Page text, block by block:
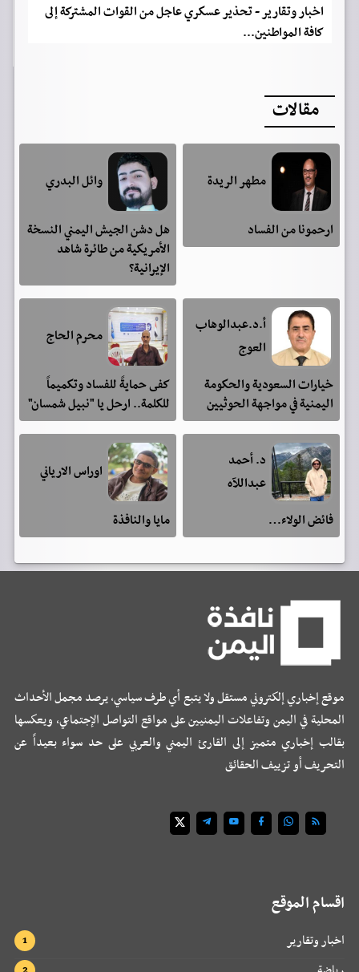
اخبار وتقارير - تحذير عسكري عاجل من القوات المشتركة إلى
كافة المواطنين...
مقالات
مطهر الريدة
ارحمونا من الفساد
وائل البدري
هل دشن الجيش اليمني النسخة
الأمريكية من طائرة شاهد
الإيرانية؟
أ.د.عبدالوهاب
العوج
خيارات السعودية والحكومة
اليمنية في مواجهة الحوثيين
محرم الحاج
كفى حمايةً للفساد وتكميماً
للكلمة.. ارحل يا "نبيل شمسان"
د. أحمد
عبداللآه
فائض الولاء…
اوراس الارياني
مايا والنافذة
موقع إخباري إلكتروني مستقل ولا يتبع أي طرف سياسي، يرصد مجمل الأحداث
المحلية في اليمن وتفاعلات اليمنيين على مواقع التواصل الإجتماعي، ويعكسها
بقالب إخباري متميز إلى القارئ اليمني والعربي على حد سواء بعيداً عن
التحريف أو تزييف الحقائق
اقسام الموقع
اخبار وتقارير